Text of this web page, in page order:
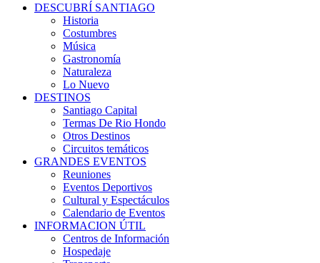
DESCUBRÍ SANTIAGO
Historia
Costumbres
Música
Gastronomía
Naturaleza
Lo Nuevo
DESTINOS
Santiago Capital
Termas De Rio Hondo
Otros Destinos
Circuitos temáticos
GRANDES EVENTOS
Reuniones
Eventos Deportivos
Cultural y Espectáculos
Calendario de Eventos
INFORMACION ÚTIL
Centros de Información
Hospedaje